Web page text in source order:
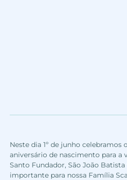
Neste dia 1º de junho
aniversário de nascimento para a
Santo Fundador, São João
importante para nossa Família